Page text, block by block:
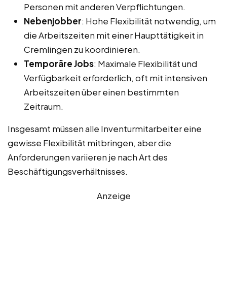
Personen mit anderen Verpflichtungen.
Nebenjobber: Hohe Flexibilität notwendig, um
die Arbeitszeiten mit einer Haupttätigkeit in
Cremlingen zu koordinieren.
Temporäre Jobs: Maximale Flexibilität und
Verfügbarkeit erforderlich, oft mit intensiven
Arbeitszeiten über einen bestimmten
Zeitraum.
Insgesamt müssen alle Inventurmitarbeiter eine
gewisse Flexibilität mitbringen, aber die
Anforderungen variieren je nach Art des
Beschäftigungsverhältnisses.
Anzeige